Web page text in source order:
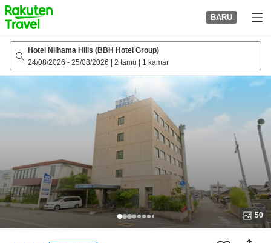
to
top
page
BARU
Hotel Niihama Hills (BBH Hotel Group)
24/08/2026 - 25/08/2026 2 tamu 1 kamar
50